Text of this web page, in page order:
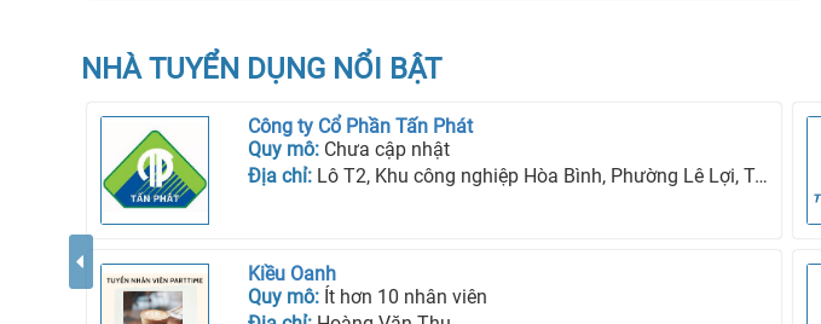
NHÀ TUYỂN DỤNG NỔI BẬT
Công ty Cổ Phần Tấn Phát
Quy mô: Chưa cập nhật
Địa chỉ: Lô T2, Khu công nghiệp Hòa Bình, Phường Lê Lợi, Tp Kon Tum, Tỉnh Kon Tum
Kiều Oanh
Quy mô: Ít hơn 10 nhân viên